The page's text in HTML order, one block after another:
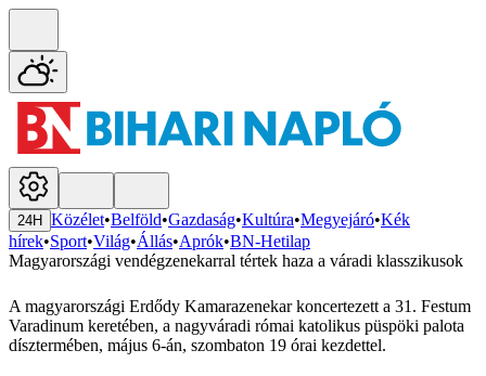
24H Közélet•Belföld•Gazdaság•Kultúra•Megyejáró•Kék
hírek•Sport•Világ•Állás•Aprók•BN-Hetilap
Magyarországi vendégzenekarral tértek haza a váradi klasszikusok
A magyarországi Erdődy Kamarazenekar koncertezett a 31. Festum
Varadinum keretében, a nagyváradi római katolikus püspöki palota
dísztermében, május 6-án, szombaton 19 órai kezdettel.